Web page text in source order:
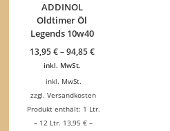
ADDINOL
Oldtimer Öl
Legends 10w40
13,95€–94,85€
inkl. MwSt.
inkl. MwSt.
zzgl.Versandkosten
Produkt enthält: 1 Ltr.
– 12 Ltr. 13,95€ –